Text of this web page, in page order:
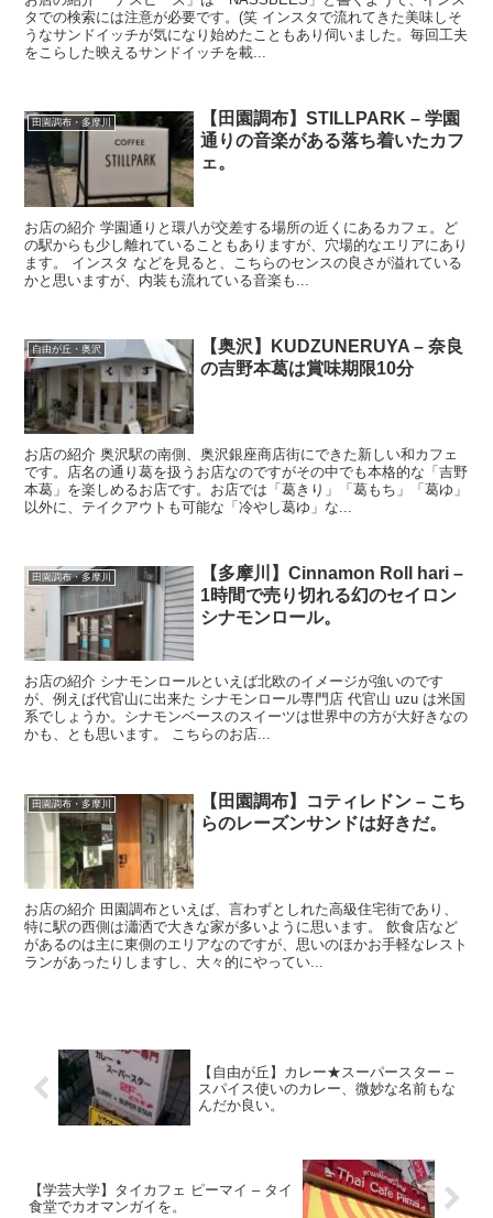
タでの検索には注意が必要です。(笑 インスタで流れてきた美味しそ
うなサンドイッチが気になり始めたこともあり伺いました。毎回工夫
をこらした映えるサンドイッチを載...
田園調布・多摩川
【田園調布】STILLPARK – 学園
通りの音楽がある落ち着いたカフ
ェ。
お店の紹介 学園通りと環八が交差する場所の近くにあるカフェ。ど
の駅からも少し離れていることもありますが、穴場的なエリアにあり
ます。 インスタ などを見ると、こちらのセンスの良さが溢れている
かと思いますが、内装も流れている音楽も...
自由が丘・奥沢
【奥沢】KUDZUNERUYA – 奈良
の吉野本葛は賞味期限10分
お店の紹介 奥沢駅の南側、奥沢銀座商店街にできた新しい和カフェ
です。店名の通り葛を扱うお店なのですがその中でも本格的な「吉野
本葛」を楽しめるお店です。お店では「葛きり」「葛もち」「葛ゆ」
以外に、テイクアウトも可能な「冷やし葛ゆ」な...
田園調布・多摩川
【多摩川】Cinnamon Roll hari –
1時間で売り切れる幻のセイロン
シナモンロール。
お店の紹介 シナモンロールといえば北欧のイメージが強いのです
が、例えば代官山に出来た シナモンロール専門店 代官山 uzu は米国
系でしょうか。シナモンベースのスイーツは世界中の方が大好きなの
かも、とも思います。 こちらのお店...
田園調布・多摩川
【田園調布】コティレドン – こち
らのレーズンサンドは好きだ。
お店の紹介 田園調布といえば、言わずとしれた高級住宅街であり、
特に駅の西側は瀟洒で大きな家が多いように思います。 飲食店など
があるのは主に東側のエリアなのですが、思いのほかお手軽なレスト
ランがあったりしますし、大々的にやってい...
【自由が丘】カレー★スーパースター –
スパイス使いのカレー、微妙な名前もな
んだか良い。
【学芸大学】タイカフェ ピーマイ – タイ
食堂でカオマンガイを。